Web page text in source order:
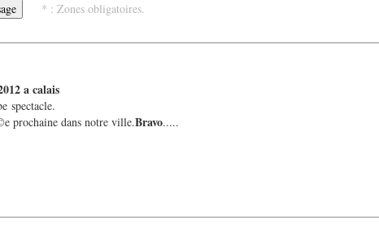
* : Zones obligatoires.
a calais
prÃ©senter un
dans notre ville.Bravo.....